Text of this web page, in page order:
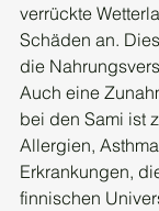
verrückte
Schäden an.
die
Auch eine
bei den Sami ist
Allergien,
Erkrankungen,
finnischen